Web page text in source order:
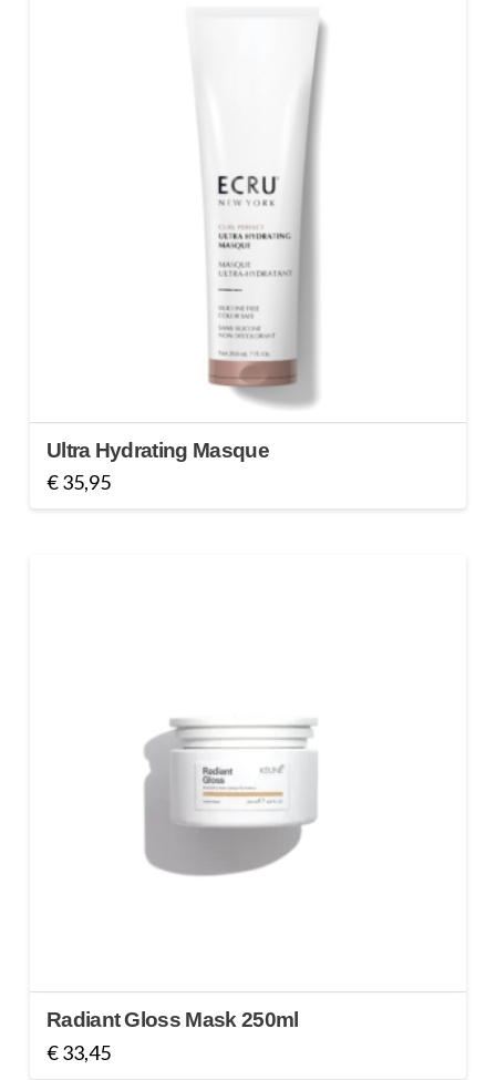
Ultra Hydrating Masque
€35,95
Radiant Gloss Mask 250ml
€33,45